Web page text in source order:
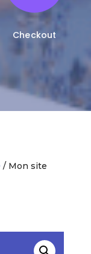
Checkout
/ Mon site